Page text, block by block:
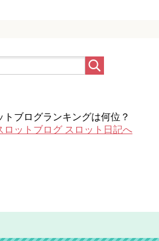
トブログランキングは何位？